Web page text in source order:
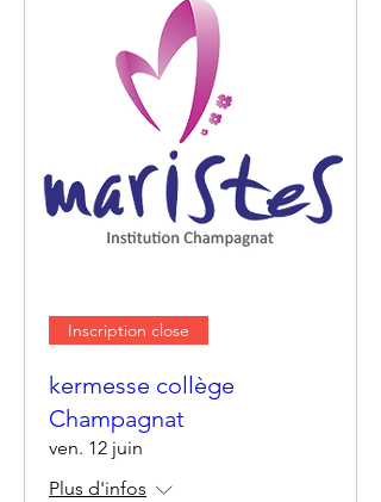
Inscription close
kermesse collège
Champagnat
ven. 12 juin
Plus d'infos